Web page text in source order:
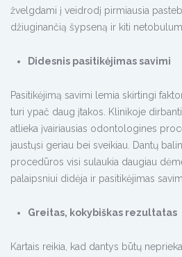
žvelgdami į veidrodį pirmiausia
džiuginančią šypseną ir kiti
Didesnis pasitikėjimas savimi
Pasitikėjimą savimi lemia skirtingi
turi ypač daug įtakos. Klinikoje
atlieka įvairiausias odontologines
jaustųsi geriau bei sveikiau. Dantų
procedūros visi sulaukia daugiau
palaipsniui didėja ir pasitikėjimas
Greitas, kokybiškas rezultatas
Kartais reikia, kad dantys būtų